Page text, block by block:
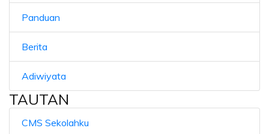
Panduan
Berita
Adiwiyata
TAUTAN
CMS Sekolahku